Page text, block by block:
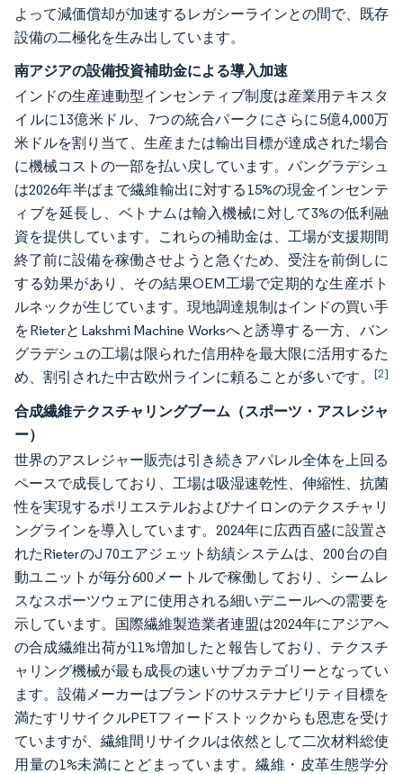
よって減価償却が加速するレガシーラインとの間で、既存
設備の二極化を生み出しています。
南アジアの設備投資補助金による導入加速
インドの生産連動型インセンティブ制度は産業用テキスタ
イルに13億米ドル、7つの統合パークにさらに5億4,000万
米ドルを割り当て、生産または輸出目標が達成された場合
に機械コストの一部を払い戻しています。バングラデシュ
は2026年半ばまで繊維輸出に対する15%の現金インセンテ
ィブを延長し、ベトナムは輸入機械に対して3%の低利融
資を提供しています。これらの補助金は、工場が支援期間
終了前に設備を稼働させようと急ぐため、受注を前倒しに
する効果があり、その結果OEM工場で定期的な生産ボト
ルネックが生じています。現地調達規制はインドの買い手
をRieterとLakshmi Machine Worksへと誘導する一方、バン
グラデシュの工場は限られた信用枠を最大限に活用するた
め、割引された中古欧州ラインに頼ることが多いです。 [2]
合成繊維テクスチャリングブーム（スポーツ・アスレジャ
ー）
世界のアスレジャー販売は引き続きアパレル全体を上回る
ペースで成長しており、工場は吸湿速乾性、伸縮性、抗菌
性を実現するポリエステルおよびナイロンのテクスチャリ
ングラインを導入しています。2024年に広西百盛に設置さ
れたRieterのJ 70エアジェット紡績システムは、200台の自
動ユニットが毎分600メートルで稼働しており、シームレ
スなスポーツウェアに使用される細いデニールへの需要を
示しています。国際繊維製造業者連盟は2024年にアジアへ
の合成繊維出荷が11%増加したと報告しており、テクスチ
ャリング機械が最も成長の速いサブカテゴリーとなってい
ます。設備メーカーはブランドのサステナビリティ目標を
満たすリサイクルPETフィードストックからも恩恵を受け
ていますが、繊維間リサイクルは依然として二次材料総使
用量の1%未満にとどまっています。繊維・皮革生態学分